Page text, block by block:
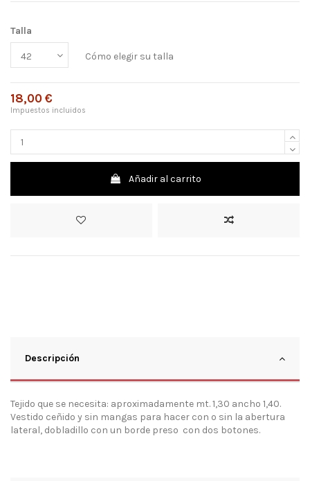
Talla
Cómo elegir su talla
18,00 €
Impuestos incluidos
Añadir al carrito
Descripción
Tejido que se necesita: aproximadamente mt. 1,30 ancho 1,40.
Vestido ceñido y sin mangas para hacer con o sin la abertura
lateral, dobladillo con un borde preso con dos botones.